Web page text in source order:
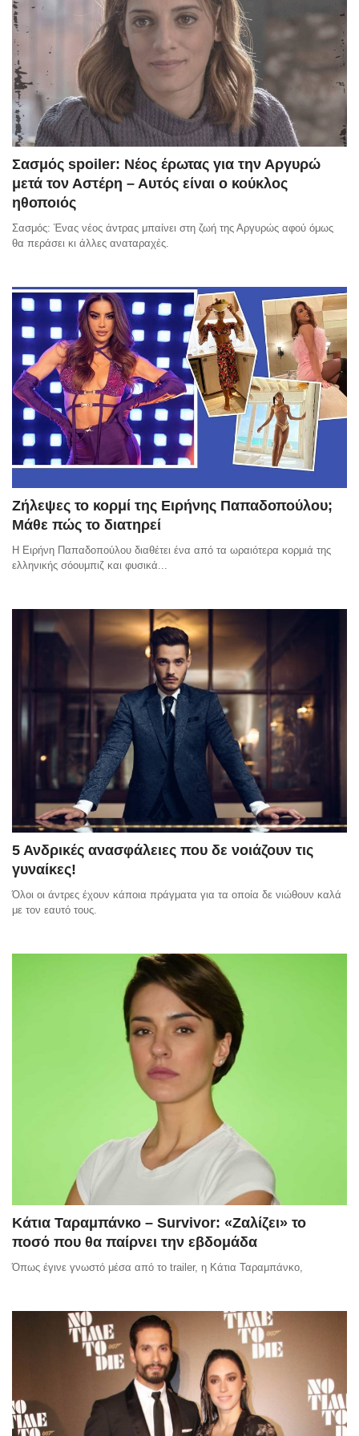
Σασμός spoiler: Νέος έρωτας για την Αργυρώ
μετά τον Αστέρη – Αυτός είναι ο κούκλος
ηθοποιός
Σασμός: Ένας νέος άντρας μπαίνει στη ζωή της Αργυρώς αφού όμως
θα περάσει κι άλλες αναταραχές.
Ζήλεψες το κορμί της Ειρήνης Παπαδοπούλου;
Μάθε πώς το διατηρεί
Η Ειρήνη Παπαδοπούλου διαθέτει ένα από τα ωραιότερα κορμιά της
ελληνικής σόουμπιζ και φυσικά...
5 Ανδρικές ανασφάλειες που δε νοιάζουν τις
γυναίκες!
Όλοι οι άντρες έχουν κάποια πράγματα για τα οποία δε νιώθουν καλά
με τον εαυτό τους.
Κάτια Ταραμπάνκο – Survivor: «Ζαλίζει» το
ποσό που θα παίρνει την εβδομάδα
Όπως έγινε γνωστό μέσα από το trailer, η Κάτια Ταραμπάνκο,